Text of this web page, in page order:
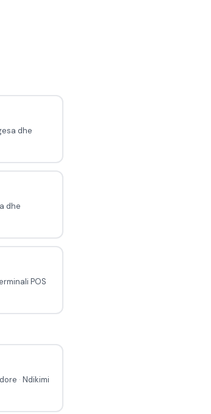
dhe
dhe
POS
· Ndikimi